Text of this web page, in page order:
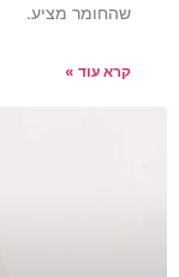
שהחומר מציע.
קרא עוד »